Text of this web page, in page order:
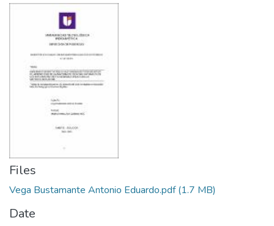
Files
Vega Bustamante Antonio Eduardo.pdf(1.7 MB)
Date